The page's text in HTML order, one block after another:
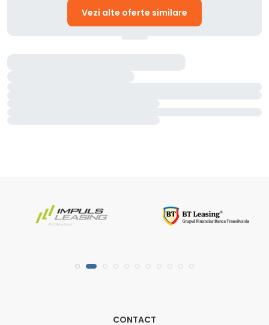
Vezi alte oferte similare
CONTACT